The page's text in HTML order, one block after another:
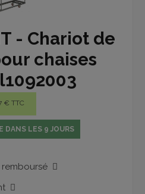
- Chariot de
chaises
€ TTC
DANS LES 9 JOURS
remboursé